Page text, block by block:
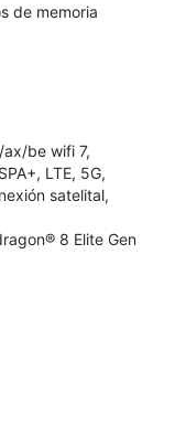
de memoria
be wifi 7,
LTE, 5G,
satelital,
8 Elite Gen